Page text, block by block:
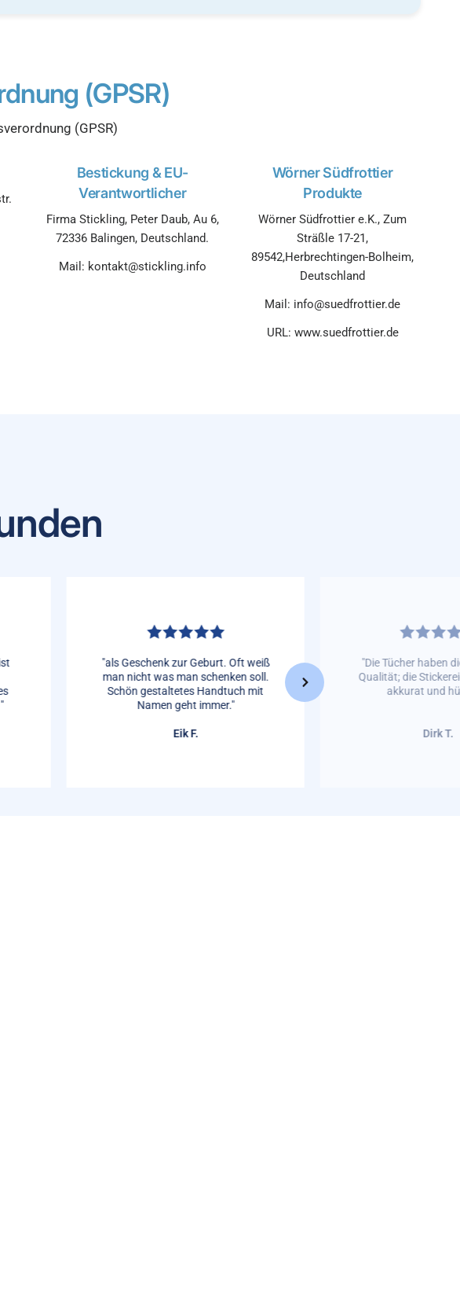
(GPSR)
(GPSR)
Bestickung & EU-
Verantwortlicher
Firma Stickling, Peter Daub, Au 6,
72336 Balingen, Deutschland.
Mail: kontakt@stickling.info
Wörner Südfrottier
Produkte
Wörner Südfrottier e.K., Zum
Sträßle 17-21,
89542,Herbrechtingen-Bolheim,
Deutschland
Mail: info@suedfrottier.de
URL: www.suedfrottier.de
"als Geschenk zur Geburt. Oft weiß
man nicht was man schenken soll.
Schön gestaltetes Handtuch mit
Namen geht immer."
Eik F.
"Die Tücher haben
Qualität; die
akkurat und
Dirk T.